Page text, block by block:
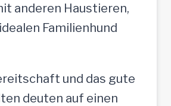
anderen Haustieren,
Familienhund
und das gute
deuten auf einen